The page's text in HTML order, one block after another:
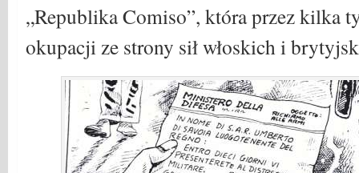
„Republika Comiso”, która przez kilka
okupacji ze strony sił włoskich i